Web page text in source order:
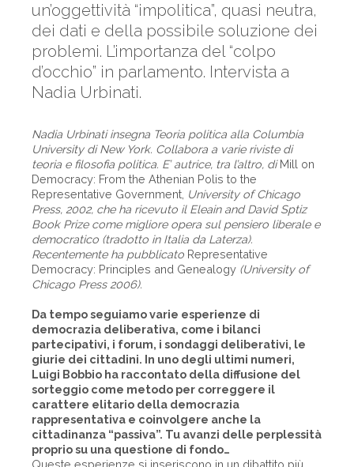
un’oggettività “impolitica”, quasi neutra,
dei dati e della possibile soluzione dei
problemi. L’importanza del “colpo
d’occhio” in parlamento. Intervista a
Nadia Urbinati.
Nadia Urbinati insegna Teoria politica alla Columbia
University di New York. Collabora a varie riviste di
teoria e filosofia politica. E’ autrice, tra l’altro, diMill on
Democracy: From the Athenian Polis to the
Representative Government, University of Chicago
Press, 2002, che ha ricevuto il Eleain and David Sptiz
Book Prize come migliore opera sul pensiero liberale e
democratico (tradotto in Italia da Laterza).
Recentemente ha pubblicato Representative
Democracy: Principles and Genealogy (University of
Chicago Press 2006).
Da tempo seguiamo varie esperienze di
democrazia deliberativa, come i bilanci
partecipativi, i forum, i sondaggi deliberativi, le
giurie dei cittadini. In uno degli ultimi numeri,
Luigi Bobbio ha raccontato della diffusione del
sorteggio come metodo per correggere il
carattere elitario della democrazia
rappresentativa e coinvolgere anche la
cittadinanza “passiva”. Tu avanzi delle perplessità
proprio su una questione di fondo…
Queste esperienze si inseriscono in un dibattito più